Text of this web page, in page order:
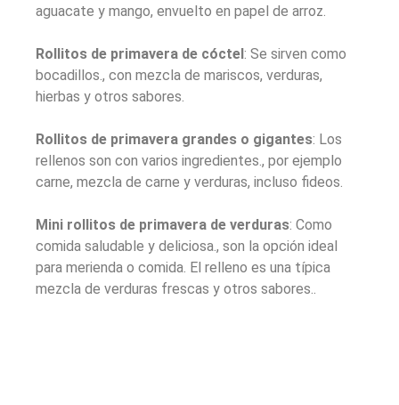
aguacate y mango, envuelto en papel de arroz.
Rollitos de primavera de cóctel : Se sirven como
bocadillos., con mezcla de mariscos, verduras,
hierbas y otros sabores.
Rollitos de primavera grandes o gigantes: Los
rellenos son con varios ingredientes., por ejemplo
carne, mezcla de carne y verduras, incluso fideos.
Mini rollitos de primavera de verduras: Como
comida saludable y deliciosa., son la opción ideal
para merienda o comida. El relleno es una típica
mezcla de verduras frescas y otros sabores..